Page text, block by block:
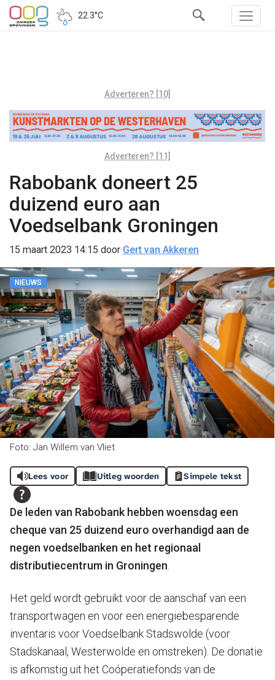
22.3°C
Adverteren? [10]
Adverteren? [11]
Rabobank doneert 25
duizend euro aan
Voedselbank Groningen
15 maart 2023 14:15 door Gert van Akkeren
NIEUWS
Foto: Jan Willem van Vliet
Lees voor Uitleg woorden Simpele tekst
De leden van Rabobank hebben woensdag een
cheque van 25 duizend euro overhandigd aan de
negen voedselbanken en het regionaal
distributiecentrum in Groningen.
Het geld wordt gebruikt voor de aanschaf van een
transportwagen en voor een energiebesparende
inventaris voor Voedselbank Stadswolde (voor
Stadskanaal, Westerwolde en omstreken). De donatie
is afkomstig uit het Coóperatiefonds van de